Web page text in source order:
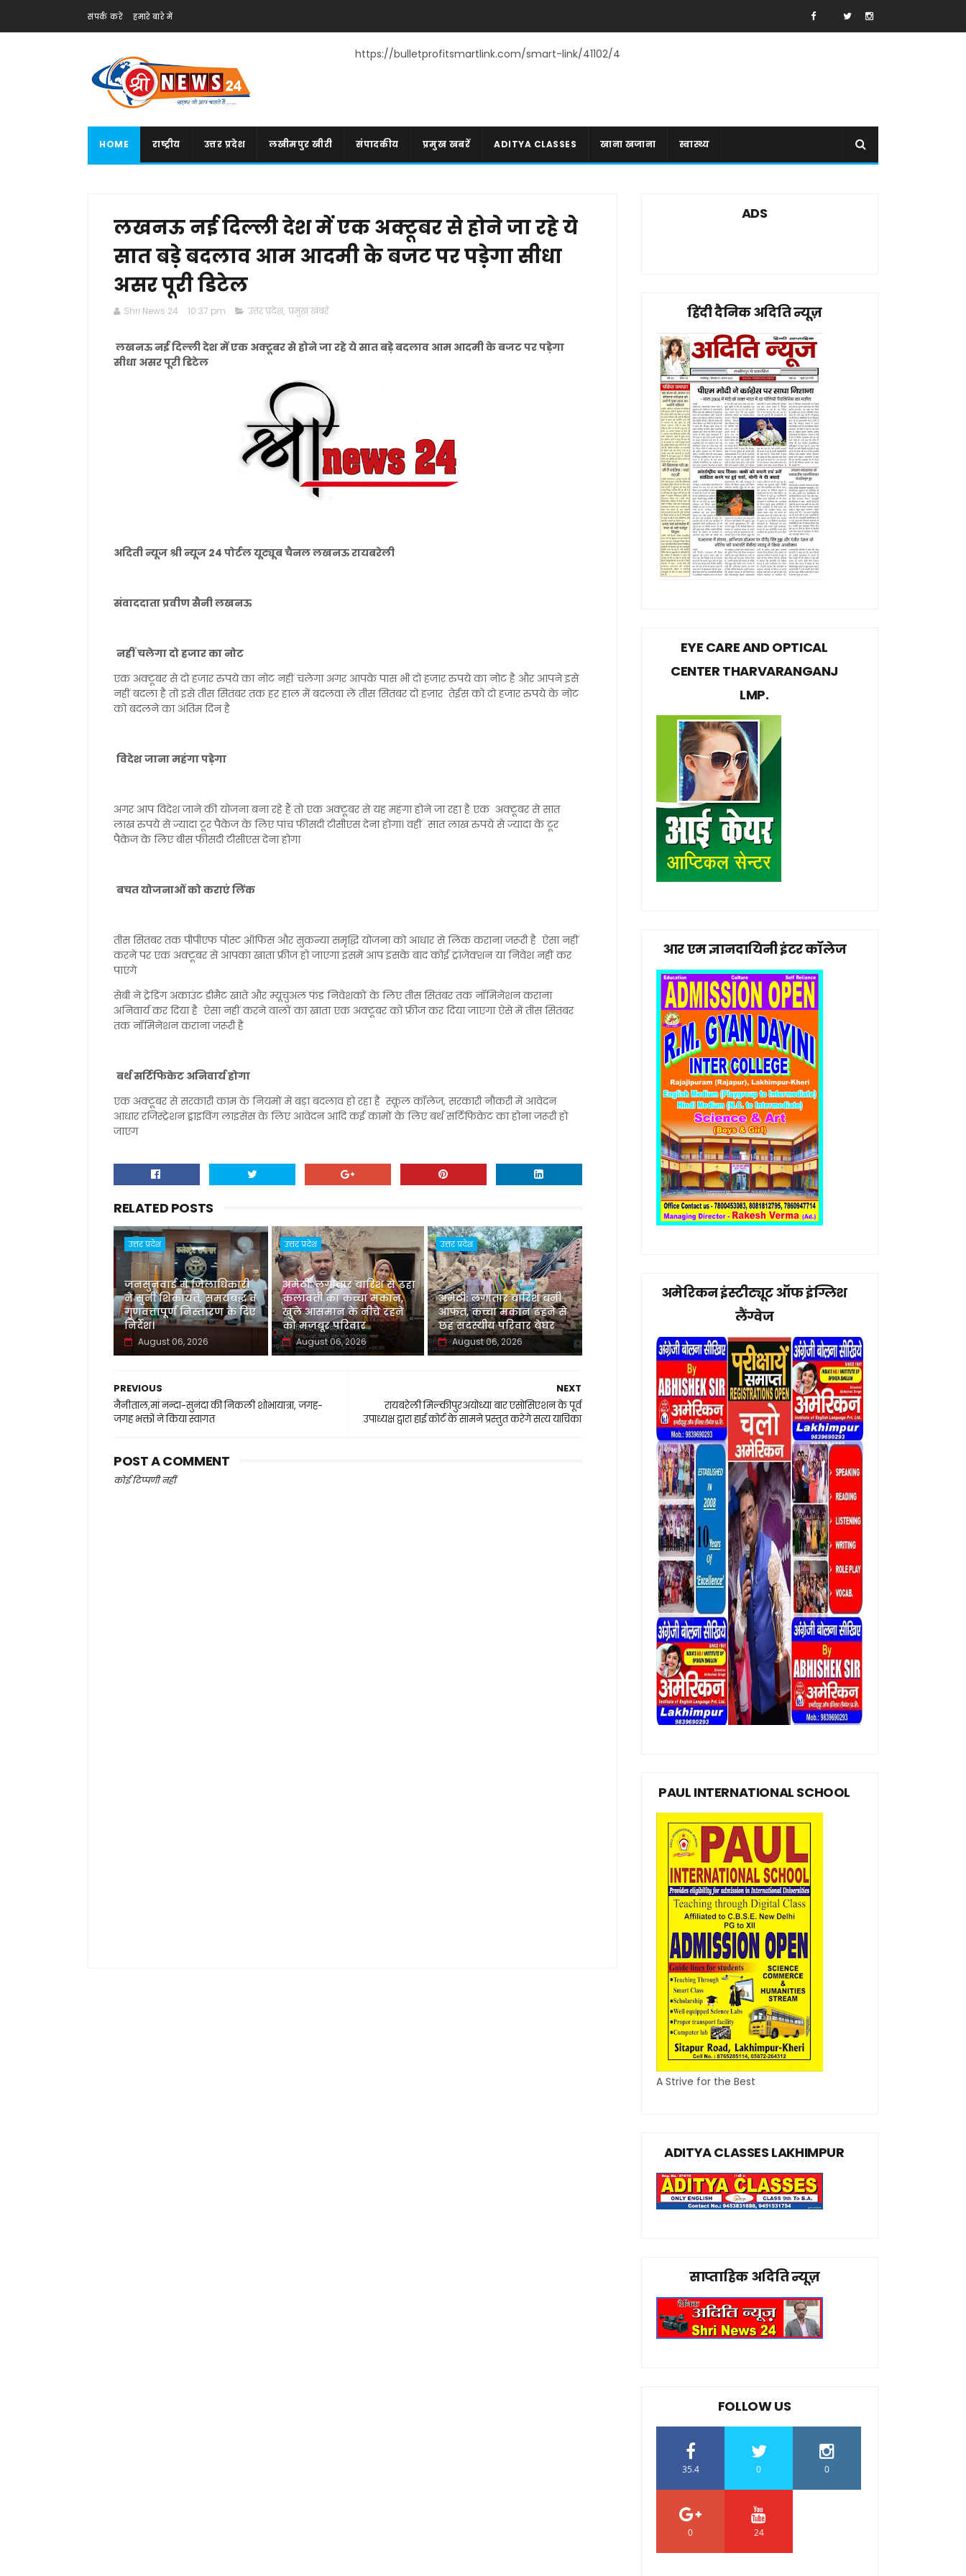
संपर्क करें हमारे बारे में
https://bulletprofitsmartlink.com/smart-link/41102/4
HOME राष्ट्रीय उत्तर प्रदेश लखीमपुर खीरी संपादकीय प्रमुख खबरें ADITYA CLASSES खाना खजाना स्वास्थ्य
लखनऊ नई दिल्ली देश में एक अक्टूबर से होने जा रहे ये
सात बड़े बदलाव आम आदमी के बजट पर पड़ेगा सीधा
असर पूरी डिटेल
Shri News 24 10:37 pm उत्तर प्रदेश, प्रमुख खबरें
लखनऊ नई दिल्ली देश में एक अक्टूबर से होने जा रहे ये सात बड़े बदलाव आम आदमी के बजट पर पड़ेगा
सीधा असर पूरी डिटेल
अदिती न्यूज श्री न्यूज 24 पोर्टल यूट्यूब चैनल लखनऊ रायबरेली
संवाददाता प्रवीण सैनी लखनऊ
नहीं चलेगा दो हजार का नोट
एक अक्टूबर से दो हजार रुपये का नोट नहीं चलेगा अगर आपके पास भी दो हजार रुपये का नोट है और आपने इसे
नहीं बदला है तो इसे तीस सितंबर तक हर हाल में बदलवा लें तीस सितंबर दो हज़ार तेईस को दो हजार रुपये के नोट
को बदलने का अंतिम दिन है
विदेश जाना महंगा पड़ेगा
अगर आप विदेश जाने की योजना बना रहे हैं तो एक अक्टूबर से यह महंगा होने जा रहा है एक अक्टूबर से सात
लाख रुपये से ज्यादा टूर पैकेज के लिए पांच फीसदी टीसीएस देना होगा। वहीं सात लाख रुपये से ज्यादा के टूर
पैकेज के लिए बीस फीसदी टीसीएस देना होगा
बचत योजनाओं को कराएं लिंक
तीस सितंबर तक पीपीएफ पोस्ट ऑफिस और सुकन्या समृद्धि योजना को आधार से लिंक कराना जरूरी है ऐसा नहीं
करने पर एक अक्टूबर से आपका खाता फ्रीज हो जाएगा इसमें आप इसके बाद कोई ट्रांजेक्शन या निवेश नहीं कर
पाएंगे
सेबी ने ट्रेडिंग अकाउंट डीमैट खाते और म्यूचुअल फंड निवेशकों के लिए तीस सितंबर तक नॉमिनेशन कराना
अनिवार्य कर दिया है ऐसा नहीं करने वालों का खाता एक अक्टूबर को फ्रीज कर दिया जाएगा ऐसे में तीस सितंबर
तक नॉमिनेशन कराना जरूरी है
बर्थ सर्टिफिकेट अनिवार्य होगा
एक अक्टूबर से सरकारी काम के नियमों में बड़ा बदलाव हो रहा है स्कूल कॉलेज, सरकारी नौकरी में आवेदन
आधार रजिस्ट्रेशन ड्राइविंग लाइसेंस के लिए आवेदन आदि कई कामों के लिए बर्थ सर्टिफिकेट का होना जरूरी हो
जाएग
RELATED POSTS
उत्तर प्रदेश
जनसुनवाई में जिलाधिकारी
ने सुनीं शिकायतें, समयबद्ध व
गुणवत्तापूर्ण निस्तारण के दिए
निर्देश।
August 06, 2026
उत्तर प्रदेश
अमेठी: लगातार बारिश से ढहा
कलावती का कच्चा मकान,
खुले आसमान के नीचे रहने
को मजबूर परिवार
August 06, 2026
उत्तर प्रदेश
अमेठी: लगातार बारिश बनी
आफत, कच्चा मकान ढहने से
छह सदस्यीय परिवार बेघर
August 06, 2026
NEXT
रायबरेली मिल्कीपुरअयोध्या बार एसोसिएशन के पूर्व
उपाध्यक्ष द्वारा हाई कोर्ट के सामने प्रस्तुत करेगे सत्य याचिका
PREVIOUS
नैनीताल,मां नन्दा-सुनंदा की निकली शोभायात्रा, जगह-
जगह भक्तों ने किया स्वागत
POST A COMMENT
कोई टिप्पणी नहीं
ADS
हिंदी दैनिक अदिति न्यूज़
EYE CARE AND OPTICAL
CENTER THARVARANGANJ
LMP.
आर एम ज्ञानदायिनी इंटर कॉलेज
अमेरिकन इंस्टीट्यूट ऑफ इंग्लिश
लैंग्वेज
PAUL INTERNATIONAL SCHOOL
A Strive for the Best
ADITYA CLASSES LAKHIMPUR
साप्ताहिक अदिति न्यूज़
FOLLOW US
35.4 0 0
0 24